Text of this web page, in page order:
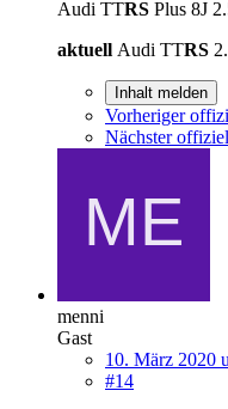
Audi TTRS Plus 8J
aktuell Audi TTRS
Inhalt melden
Vorheriger
Nächster
menni
Gast
10. März 2020
#14